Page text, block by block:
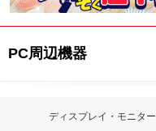
PC周辺機器
ディスプレイ・モニター